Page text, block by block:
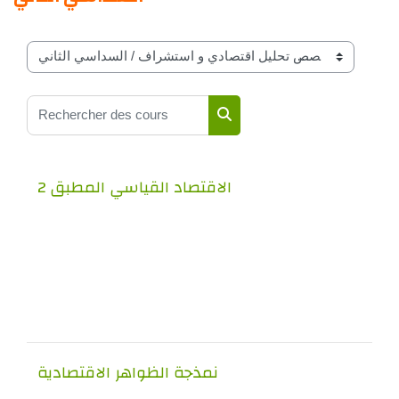
Catégories de cours
Rechercher des cours
Rechercher des cours
الاقتصاد القياسي المطبق 2
نمذجة الظواهر الاقتصادية